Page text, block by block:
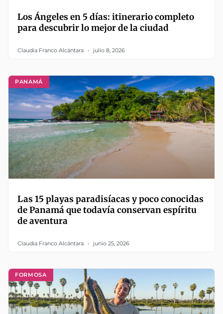
Los Ángeles en 5 días: itinerario completo
para descubrir lo mejor de la ciudad
Claudia Franco Alcántara julio 8, 2026
PANAMÁ
Las 15 playas paradisíacas y poco conocidas
de Panamá que todavía conservan espíritu
de aventura
Claudia Franco Alcántara junio 25, 2026
FORMOSA